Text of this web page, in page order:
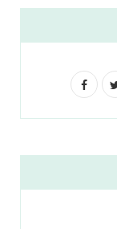
F
b